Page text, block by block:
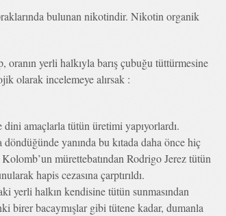
bulunan nikotindir. Nikotin organik
yerli halkıyla barış çubuğu tüttürmesine
olarak incelemeye alırsak :
dini amaçlarla tütün üretimi yapıyorlardı.
yanında bu kıtada daha önce hiç
mürettebatından Rodrigo Jerez tütün
hapis cezasına çarptırıldı.
yerli halkın kendisine tütün sunmasından
birer bacaymışlar gibi tütene kadar, dumanla